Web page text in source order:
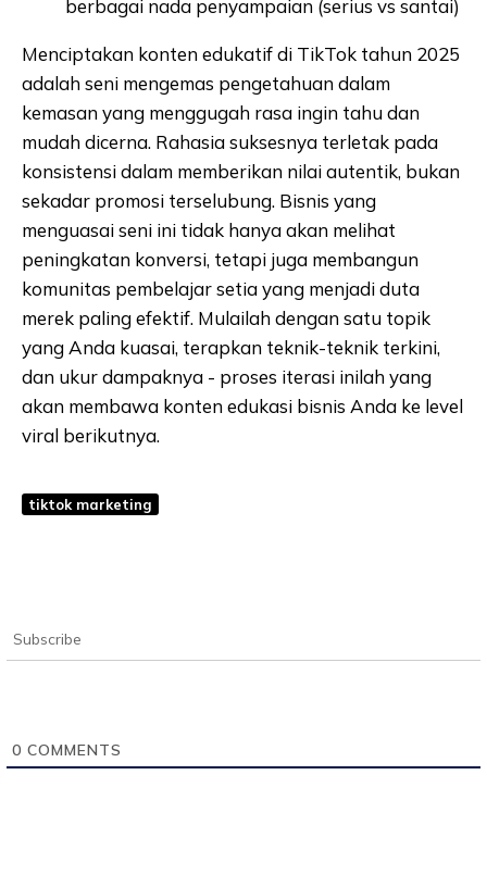
berbagai nada penyampaian (serius vs santai)
Menciptakan konten edukatif di TikTok tahun 2025
adalah seni mengemas pengetahuan dalam
kemasan yang menggugah rasa ingin tahu dan
mudah dicerna. Rahasia suksesnya terletak pada
konsistensi dalam memberikan nilai autentik, bukan
sekadar promosi terselubung. Bisnis yang
menguasai seni ini tidak hanya akan melihat
peningkatan konversi, tetapi juga membangun
komunitas pembelajar setia yang menjadi duta
merek paling efektif. Mulailah dengan satu topik
yang Anda kuasai, terapkan teknik-teknik terkini,
dan ukur dampaknya - proses iterasi inilah yang
akan membawa konten edukasi bisnis Anda ke level
viral berikutnya.
tiktok marketing
Subscribe
0 COMMENTS